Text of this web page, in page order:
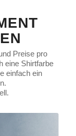
Preise pro
eine Shirtfarbe
einfach ein